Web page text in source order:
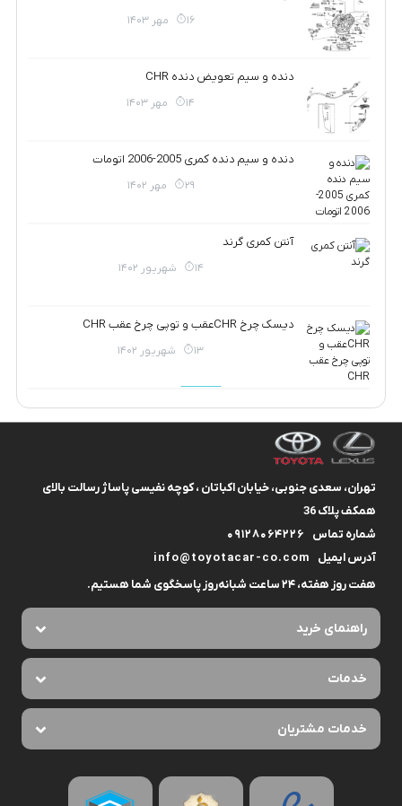
16 مهر 1403
دنده و سیم تعویض دنده CHR
14 مهر 1403
دنده و سیم دنده کمری 2005-2006 اتومات
29 مهر 1402
آنتن کمری گرند
14 شهریور 1402
دیسک چرخ CHRعقب و توپی چرخ عقب CHR
13 شهریور 1402
تهران، سعدی جنوبی، خیابان اکباتان ، کوچه نفیسی پاساژ رسالت بالای
همکف پلاک 36
شماره تماس
09128064226
آدرس ایمیل
info@toyotacar-co.com
هفت روز هفته، ۲۴ ساعت شبانه‌روز پاسخگوی شما هستیم.
راهنمای خرید
خدمات
خدمات مشتریان